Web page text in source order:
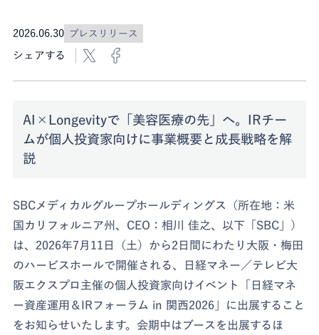
2026.06.30 プレスリリース
シェアする
AI×Longevityで「美容医療の先」へ。IRチー
ムが個人投資家向けに事業概要と成長戦略を解
説
SBCメディカルグループホールディングス（所在地：米
国カリフォルニア州、CEO：相川 佳之、以下「SBC」）
は、2026年7月11日（土）から2日間にわたり大阪・梅田
のハービスホールで開催される、日経マネー／テレビ大
阪エクスプロ主催の個人投資家向けイベント「日経マネ
ー資産運用＆IRフォーラム in 関西2026」に出展すること
をお知らせいたします。会期中はブースを出展するほ